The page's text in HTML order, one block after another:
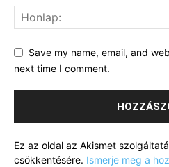
Save my name, email, and
next time I comment.
Ez az oldal az Akismet
csökkentésére. Ismerje meg a